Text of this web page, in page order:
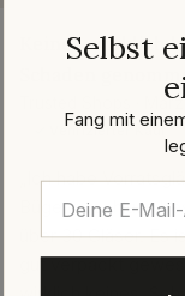
Keines, wirklich
Schaden
Trusted Shops ·
✓ Verifizierter Kauf
„Ich habe
Bügelverschluss
über 30 Gläser. Es
gut verpackt
Selbst
Fang mit